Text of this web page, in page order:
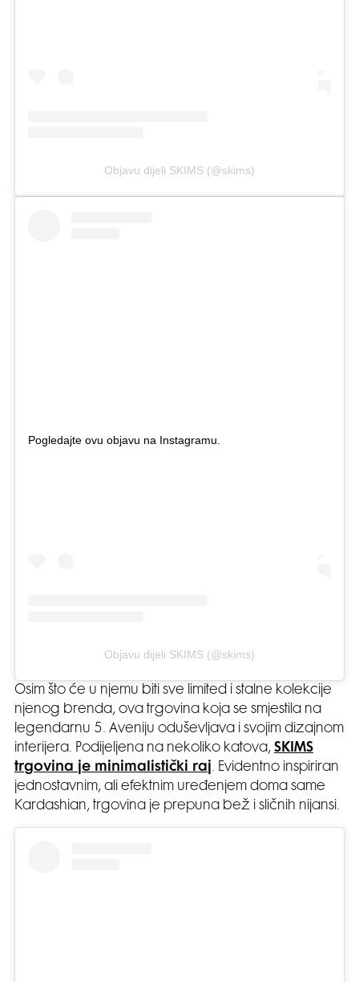
Objavu dijeli SKIMS (@skims)
Pogledajte ovu objavu na Instagramu.
Objavu dijeli SKIMS (@skims)
Osim što će u njemu biti sve limited i stalne kolekcije
njenog brenda, ova trgovina koja se smjestila na
legendarnu 5. Aveniju oduševljava i svojim dizajnom
interijera. Podijeljena na nekoliko katova, SKIMS
trgovina je minimalistički raj . Evidentno inspiriran
jednostavnim, ali efektnim uređenjem doma same
Kardashian, trgovina je prepuna bež i sličnih nijansi.